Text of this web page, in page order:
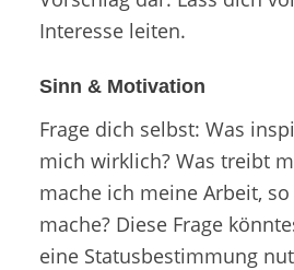
Interesse leiten.
Sinn & Motivation
Frage dich selbst: Was
mich wirklich? Was treibt
mache ich meine Arbeit,
mache? Diese Frage
eine Statusbestimmung